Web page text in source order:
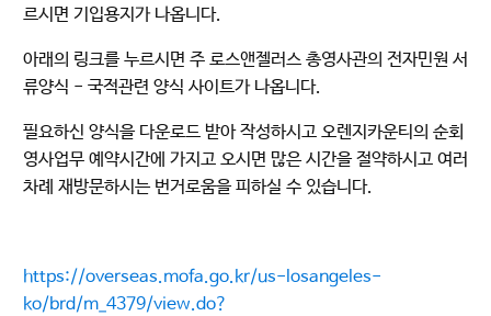
르시면 기입용지가 나옵니다.
아래의 링크를 누르시면 주 로스앤젤러스 총영사관의 전자민원 서
류양식 - 국적관련 양식 사이트가 나옵니다.
필요하신 양식을 다운로드 받아 작성하시고 오렌지카운티의 순회
영사업무 예약시간에 가지고 오시면 많은 시간을 절약하시고 여러
차례 재방문하시는 번거로움을 피하실 수 있습니다.
https://overseas.mofa.go.kr/us-losangeles-
ko/brd/m_4379/view.do?